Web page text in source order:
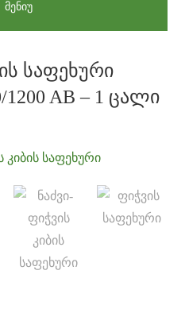
მენიუ
ᲡᲐᲤᲔᲮᲣᲠᲘ
1200 AB – 1 ᲪᲐᲚᲘ